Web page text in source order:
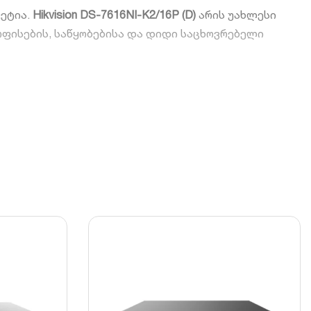
Hikvision DS-7616NI-K2/16P (D) არის უახლესი
საწყობებისა და დიდი საცხოვრებელი